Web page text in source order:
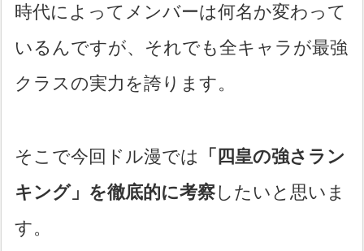
時代によってメンバーは何名か変わって
いるんですが、それでも全キャラが最強
クラスの実力を誇ります。
そこで今回ドル漫では
「四皇の強さラン
キング」を徹底的に考察したいと思いま
す。